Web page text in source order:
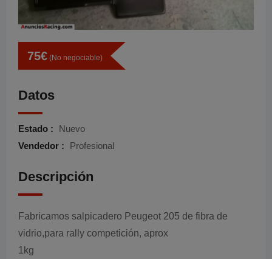
75€ (No negociable)
Datos
Estado :
Nuevo
Vendedor :
Profesional
Descripción
Fabricamos salpicadero Peugeot 205 de fibra de
vidrio,para rally competición, aprox
1kg